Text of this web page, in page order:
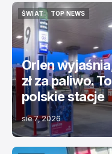
ŚWIAT
ŚWIAT
TOP NEWS
Orlen
zł za paliwo.
polskie stacje
sie 7, 2026